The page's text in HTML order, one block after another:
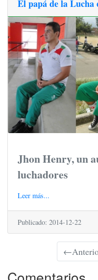
El papá de la Lucha
Jhon Henry, un
luchadores
Leer más...
Publicado: 2014-12-22
←